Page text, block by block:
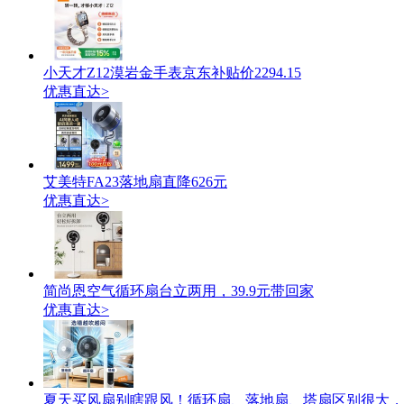
小天才Z12漠岩金手表京东补贴价2294.15
优惠直达>
艾美特FA23落地扇直降626元
优惠直达>
简尚恩空气循环扇台立两用，39.9元带回家
优惠直达>
夏天买风扇别瞎跟风！循环扇、落地扇、塔扇区别很大